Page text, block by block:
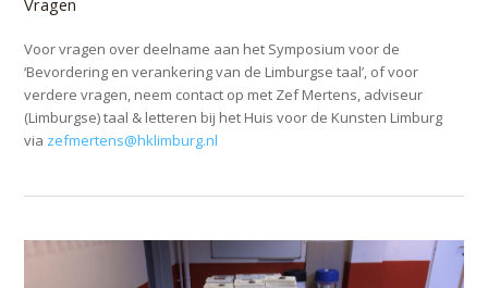
Voor vragen over deelname aan het Symposium voor de
‘Bevordering en verankering van de Limburgse taal’, of voor
verdere vragen, neem contact op met Zef Mertens, adviseur
(Limburgse) taal & letteren bij het Huis voor de Kunsten Limburg
via zefmertens@hklimburg.nl